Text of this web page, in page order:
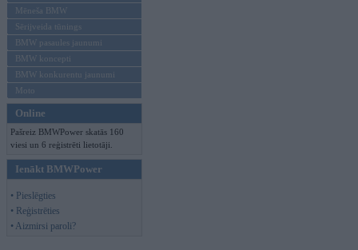
Mēneša BMW
Sērijveida tūnings
BMW pasaules jaunumi
BMW koncepti
BMW konkurentu jaunumi
Moto
Online
Pašreiz BMWPower skatās 160
viesi un 6 reģistrēti lietotāji.
Ienākt BMWPower
• Pieslēgties
• Reģistrēties
• Aizmirsi paroli?